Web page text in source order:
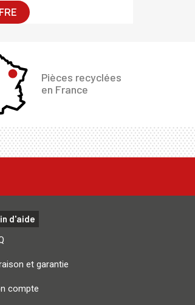
Pièces recyclées
en France
d'aide
et garantie
compte